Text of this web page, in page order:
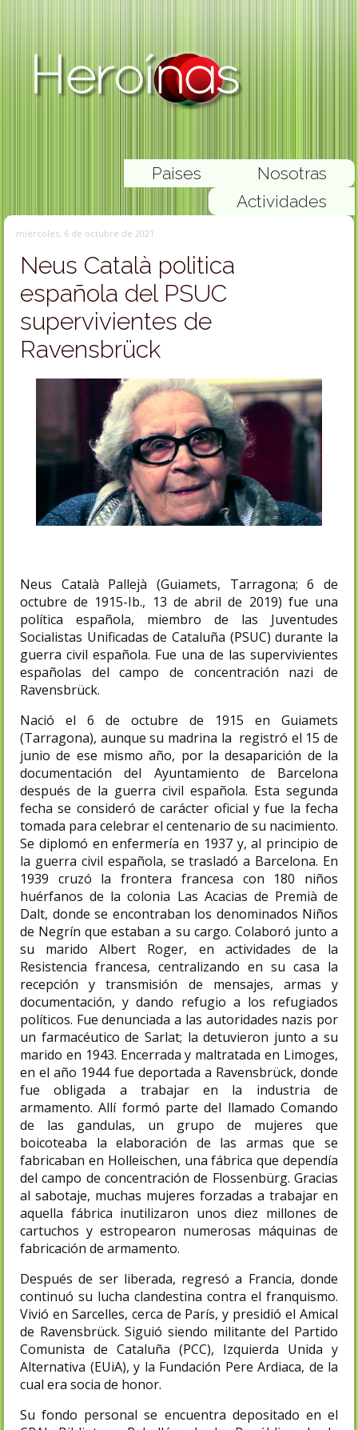
Nosotras
Paises
Actividades
miércoles, 6 de octubre de 2021
Neus Català politica
española del PSUC
supervivientes de
Ravensbrück
Neus Català Pallejà (Guiamets, Tarragona; 6 de
octubre de 1915-Ib., 13 de abril de 2019)​ fue una
política española, miembro de las Juventudes
Socialistas Unificadas de Cataluña (PSUC) durante la
guerra civil española. Fue una de las supervivientes
españolas del campo de concentración nazi de
Ravensbrück.
Nació el 6 de octubre de 1915 en Guiamets
(Tarragona), aunque su madrina la registró el 15 de
junio de ese mismo año, por la desaparición de la
documentación del Ayuntamiento de Barcelona
después de la guerra civil española. Esta segunda
fecha se consideró de carácter oficial y fue la fecha
tomada para celebrar el centenario de su nacimiento.
Se diplomó en enfermería en 1937 y, al principio de
la guerra civil española, se trasladó a Barcelona. En
1939 cruzó la frontera francesa con 180 niños
huérfanos de la colonia Las Acacias de Premià de
Dalt, donde se encontraban los denominados Niños
de Negrín que estaban a su cargo. Colaboró junto a
su marido Albert Roger,​ en actividades de la
Resistencia francesa, centralizando en su casa la
recepción y transmisión de mensajes, armas y
documentación, y dando refugio a los refugiados
políticos. Fue denunciada a las autoridades nazis por
un farmacéutico de Sarlat; la detuvieron junto a su
marido en 1943. Encerrada y maltratada en Limoges,
en el año 1944 fue deportada a Ravensbrück, donde
fue obligada a trabajar en la industria de
armamento. Allí formó parte del llamado Comando
de las gandulas, un grupo de mujeres que
boicoteaba la elaboración de las armas que se
fabricaban en Holleischen, una fábrica que dependía
del campo de concentración de Flossenbürg.​ Gracias
al sabotaje, muchas mujeres forzadas a trabajar en
aquella fábrica inutilizaron unos diez millones de
cartuchos y estropearon numerosas máquinas de
fabricación de armamento.
Después de ser liberada, regresó a Francia, donde
continuó su lucha clandestina contra el franquismo.
Vivió en Sarcelles,​ cerca de París, y presidió el Amical
de Ravensbrück. Siguió siendo militante del Partido
Comunista de Cataluña (PCC), Izquierda Unida y
Alternativa (EUiA), y la Fundación Pere Ardiaca, de la
cual era socia de honor.
Su fondo personal se encuentra depositado en el